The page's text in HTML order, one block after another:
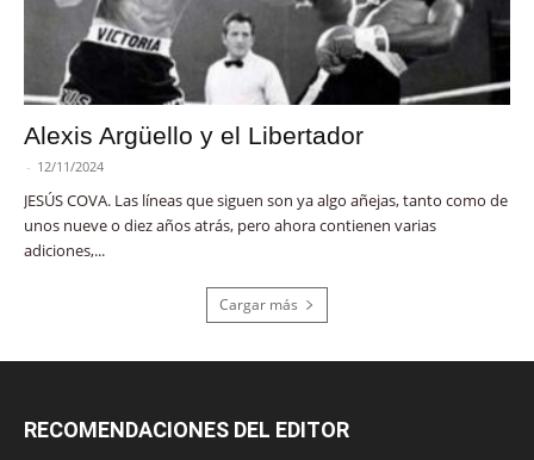
Alexis Argüello y el Libertador
- 12/11/2024
JESÚS COVA. Las líneas que siguen son ya algo añejas, tanto como de
unos nueve o diez años atrás, pero ahora contienen varias
adiciones,...
Cargar más
RECOMENDACIONES DEL EDITOR